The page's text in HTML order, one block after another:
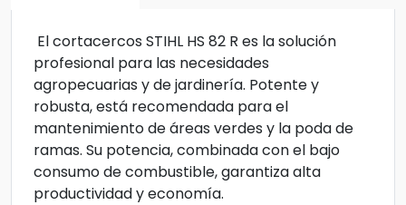
El cortacercos STIHL HS 82 R es la solución
profesional para las necesidades
agropecuarias y de jardinería. Potente y
robusta, está recomendada para el
mantenimiento de áreas verdes y la poda de
ramas. Su potencia, combinada con el bajo
consumo de combustible, garantiza alta
productividad y economía.